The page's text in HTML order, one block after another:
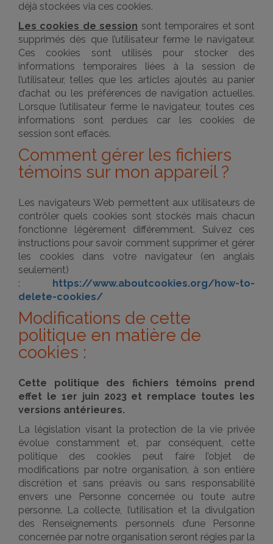
déjà stockées via ces cookies.
Les cookies de session sont temporaires et sont
supprimés dès que l’utilisateur ferme le navigateur.
Ces cookies sont utilisés pour stocker des
informations temporaires liées à la session de
l’utilisateur, telles que les articles ajoutés au panier
d’achat ou les préférences de navigation actuelles.
Lorsque l’utilisateur ferme le navigateur, toutes ces
informations sont perdues car les cookies de
session sont effacés.
Comment gérer les fichiers
témoins sur mon appareil ?
Les navigateurs Web permettent aux utilisateurs de
contrôler quels cookies sont stockés mais chacun
fonctionne légèrement différemment. Suivez ces
instructions pour savoir comment supprimer et gérer
les cookies dans votre navigateur (en anglais
seulement)
: https://www.aboutcookies.org/how-to-
delete-cookies/
Modifications de cette
politique en matière de
cookies :
Cette politique des fichiers témoins prend
effet le 1er juin 2023 et remplace toutes les
versions antérieures.
La législation visant la protection de la vie privée
évolue constamment et, par conséquent, cette
politique des cookies peut faire l’objet de
modifications par notre organisation, à son entière
discrétion et sans préavis ou sans responsabilité
envers une Personne concernée ou toute autre
personne. La collecte, l’utilisation et la divulgation
des Renseignements personnels d’une Personne
concernée par notre organisation seront régies par la